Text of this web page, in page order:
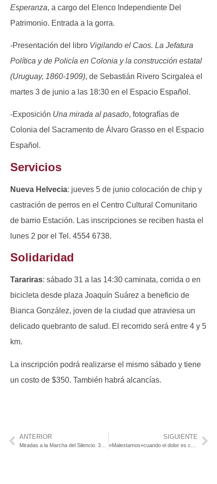
Esperanza, a cargo del Elenco Independiente Del
Patrimonio. Entrada a la gorra.
-Presentación del libro Vigilando el Caos. La Jefatura
Política y de Policía en Colonia y la construcción estatal
(Uruguay, 1860-1909), de Sebastián Rivero Scirgalea el
martes 3 de junio a las 18:30 en el Espacio Español.
-Exposición Una mirada al pasado, fotografías de
Colonia del Sacramento de Álvaro Grasso en el Espacio
Español.
Servicios
Nueva Helvecia: jueves 5 de junio colocación de chip y
castración de perros en el Centro Cultural Comunitario
de barrio Estación. Las inscripciones se reciben hasta el
lunes 2 por el Tel. 4554 6738.
Solidaridad
Tarariras: sábado 31 a las 14:30 caminata, corrida o en
bicicleta desde plaza Joaquín Suárez a beneficio de
Bianca González, joven de la ciudad que atraviesa un
delicado quebranto de salud. El recorrido será entre 4 y 5
km.
La inscripción podrá realizarse el mismo sábado y tiene
un costo de $350. También habrá alcancías.
ANTERIOR SIGUIENTE